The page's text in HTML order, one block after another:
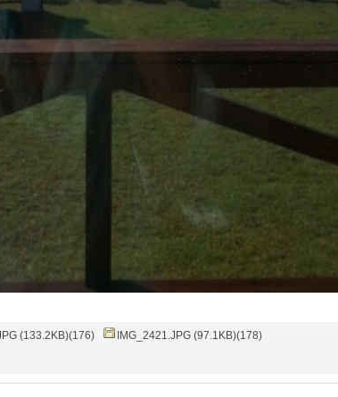
(133.2KB)(176)
IMG_2421.JPG (97.1KB)(178)